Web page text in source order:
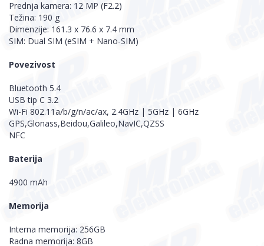
Prednja kamera: 12 MP (F2.2)
Težina: 190 g
Dimenzije: 161.3 x 76.6 x 7.4 mm
SIM: Dual SIM (eSIM + Nano-SIM)
Povezivost
Bluetooth 5.4
USB tip C 3.2
Wi-Fi 802.11a/b/g/n/ac/ax, 2.4GHz | 5GHz | 6GHz
GPS,Glonass,Beidou,Galileo,NavIC,QZSS
NFC
Baterija
4900 mAh
Memorija
Interna memorija: 256GB
Radna memorija: 8GB